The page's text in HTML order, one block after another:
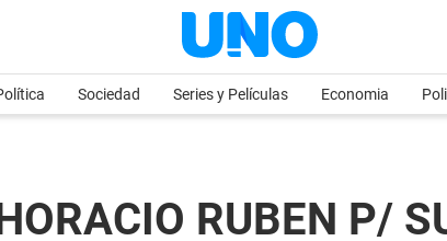
Sociedad Series y Películas Economia
RUBEN P/